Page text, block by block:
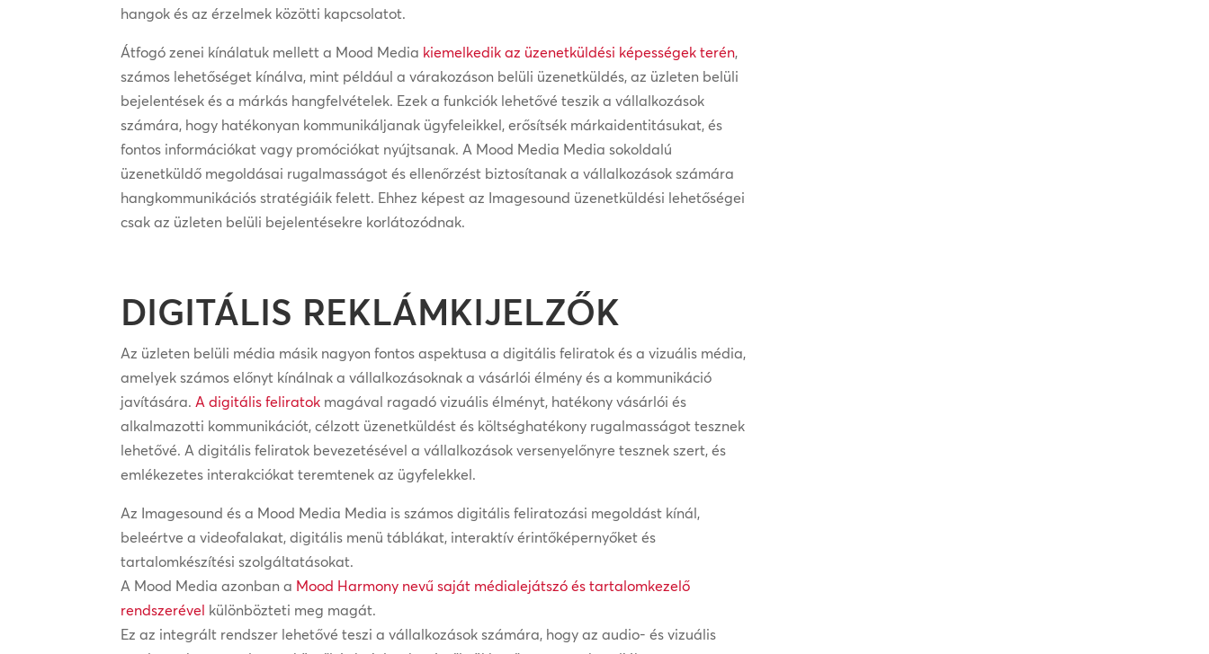
hangok és az érzelmek közötti kapcsolatot.
Átfogó zenei kínálatuk mellett a Mood Media kiemelkedik az üzenetküldési képességek terén,
számos lehetőséget kínálva, mint például a várakozáson belüli üzenetküldés, az üzleten belüli
bejelentések és a márkás hangfelvételek. Ezek a funkciók lehetővé teszik a vállalkozások
számára, hogy hatékonyan kommunikáljanak ügyfeleikkel, erősítsék márkaidentitásukat, és
fontos információkat vagy promóciókat nyújtsanak. A Mood Media Media sokoldalú
üzenetküldő megoldásai rugalmasságot és ellenőrzést biztosítanak a vállalkozások számára
hangkommunikációs stratégiáik felett. Ehhez képest az Imagesound üzenetküldési lehetőségei
csak az üzleten belüli bejelentésekre korlátozódnak.
DIGITÁLIS REKLÁMKIJELZŐK
Az üzleten belüli média másik nagyon fontos aspektusa a digitális feliratok és a vizuális média,
amelyek számos előnyt kínálnak a vállalkozásoknak a vásárlói élmény és a kommunikáció
javítására.A digitális feliratok magával ragadó vizuális élményt, hatékony vásárlói és
alkalmazotti kommunikációt, célzott üzenetküldést és költséghatékony rugalmasságot tesznek
lehetővé. A digitális feliratok bevezetésével a vállalkozások versenyelőnyre tesznek szert, és
emlékezetes interakciókat teremtenek az ügyfelekkel.
Az Imagesound és a Mood Media Media is számos digitális feliratozási megoldást kínál,
beleértve a videofalakat, digitális menü táblákat, interaktív érintőképernyőket és
tartalomkészítési szolgáltatásokat.
A Mood Media azonban a Mood Harmony nevű saját médialejátszó és tartalomkezelő
rendszerével különbözteti meg magát.
Ez az integrált rendszer lehetővé teszi a vállalkozások számára, hogy az audio- és vizuális